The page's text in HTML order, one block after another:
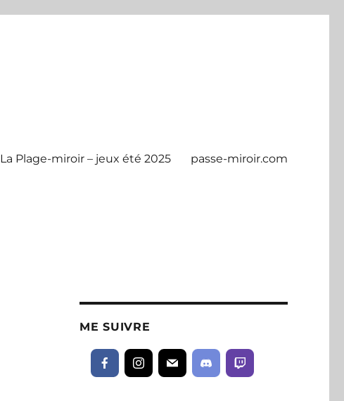
La Plage-miroir – jeux été 2025 passe-miroir.com
ME SUIVRE